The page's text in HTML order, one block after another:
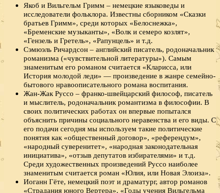
Якоб и Вильгельм Гримм – немецкие языковеды и
исследователи фольклора. Известны сборником «Сказки
братьев Гримм», среди которых «Белоснежка»,
«Бременские музыканты», «Волк и семеро козлят»,
«Гензель и Гретель», «Рапунцель» и т.д.
Сэмюэль Ричардсон – английский писатель, родоначальник
романизма («чувствительной литературы»). Самым
знаменитым его романом считается «Кларисса, или
История молодой леди» — произведение в жанре семейно-
бытового нравоописательного романа воспитания.
Жан-Жак Руссо – франко-швейцарский философ, писатель
и мыслитель, родоначальник романтизма в философии. В
своих политических работах он впервые попытался
объяснить причины социального неравенства и его виды. С
его подачи сегодня мы используем такие политические
понятия как «общественный договор», «референдум»,
«народный суверенитет», «народная законодательная
инициатива», «отзыв депутатов избирателями» и т.д.
Среди художественных произведений Руссо наиболее
знаменитым считается роман «Юлия, или Новая Элоиза».
Иоганн Гёте, немецкий поэт и драматург, автор романов
«Страдания юного Вертера», «Годы учения Вильгельма